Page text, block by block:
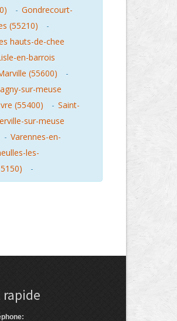
- Gondrecourt-
(55210)
-
hauts-de-chee
en-barrois
(55600)
-
sur-meuse
(55400) - Saint-
sur-meuse
- Varennes-en-
les-
-
rapide